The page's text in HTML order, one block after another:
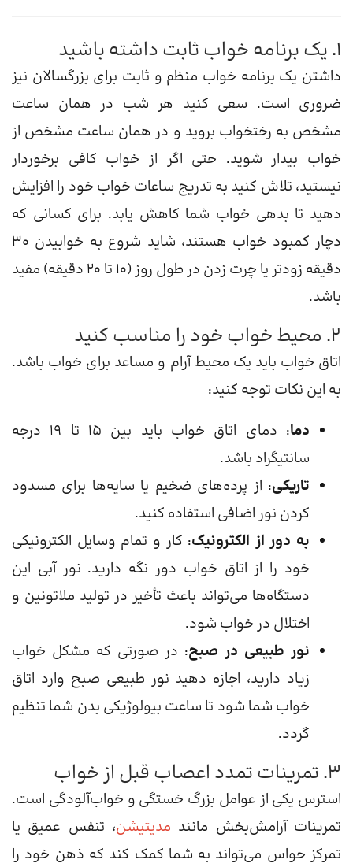
1. یک برنامه خواب ثابت داشته باشید
داشتن یک برنامه خواب منظم و ثابت برای بزرگسالان نیز
ضروری است. سعی کنید هر شب در همان ساعت
مشخص به رختخواب بروید و در همان ساعت مشخص از
خواب بیدار شوید. حتی اگر از خواب کافی برخوردار
نیستید، تلاش کنید به تدریج ساعات خواب خود را افزایش
دهید تا بدهی خواب شما کاهش یابد. برای کسانی که
دچار کمبود خواب هستند، شاید شروع به خوابیدن 30
دقیقه زودتر یا چرت زدن در طول روز (10 تا 20 دقیقه) مفید
باشد.
2. محیط خواب خود را مناسب کنید
اتاق خواب باید یک محیط آرام و مساعد برای خواب باشد.
به این نکات توجه کنید:
دما
: دمای اتاق خواب باید بین ۱۵ تا ۱۹ درجه
سانتیگراد باشد.
تاریکی: از پرده‌های ضخیم یا سایه‌ها برای مسدود
کردن نور اضافی استفاده کنید.
به دور از الکترونیک: کار و تمام وسایل الکترونیکی
خود را از اتاق خواب دور نگه دارید. نور آبی این
دستگاه‌ها می‌تواند باعث تأخیر در تولید ملاتونین و
اختلال در خواب شود.
نور طبیعی در صبح: در صورتی که مشکل خواب
زیاد دارید، اجازه دهید نور طبیعی صبح وارد اتاق
خواب شما شود تا ساعت بیولوژیکی بدن شما تنظیم
گردد.
3. تمرینات تمدد اعصاب قبل از خواب
استرس یکی از عوامل بزرگ خستگی و خواب‌آلودگی است.
تمرینات آرامش‌بخش مانند مدیتیشن، تنفس عمیق یا
تمرکز حواس می‌تواند به شما کمک کند که ذهن خود را